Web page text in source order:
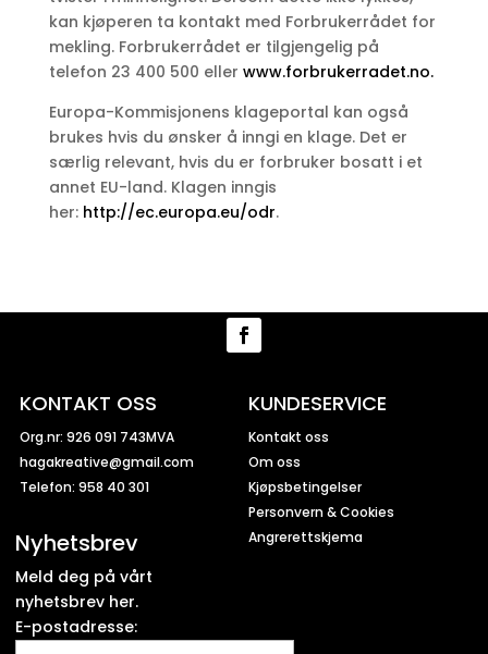
kan kjøperen ta kontakt med Forbrukerrådet for
mekling. Forbrukerrådet er tilgjengelig på
telefon 23 400 500 eller www.forbrukerradet.no.
Europa-Kommisjonens klageportal kan også
brukes hvis du ønsker å inngi en klage. Det er
særlig relevant, hvis du er forbruker bosatt i et
annet EU-land. Klagen inngis
her: http://ec.europa.eu/odr.
KONTAKT OSS
Org.nr: 926 091 743MVA
hagakreative@gmail.com
Telefon: 958 40 301
Nyhetsbrev
Meld deg på vårt
nyhetsbrev her.
E-postadresse:
KUNDESERVICE
Kontakt oss
Om oss
Kjøpsbetingelser
Personvern & Cookies
Angrerettskjema